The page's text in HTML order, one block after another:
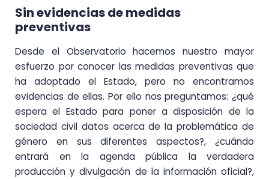
Sin evidencias de medidas
preventivas
Desde el Observatorio hacemos nuestro mayor
esfuerzo por conocer las medidas preventivas que
ha adoptado el Estado, pero no encontramos
evidencias de ellas. Por ello nos preguntamos: ¿qué
espera el Estado para poner a disposición de la
sociedad civil datos acerca de la problemática de
género en sus diferentes aspectos?, ¿cuándo
entrará en la agenda pública la verdadera
producción y divulgación de la información oficial?,